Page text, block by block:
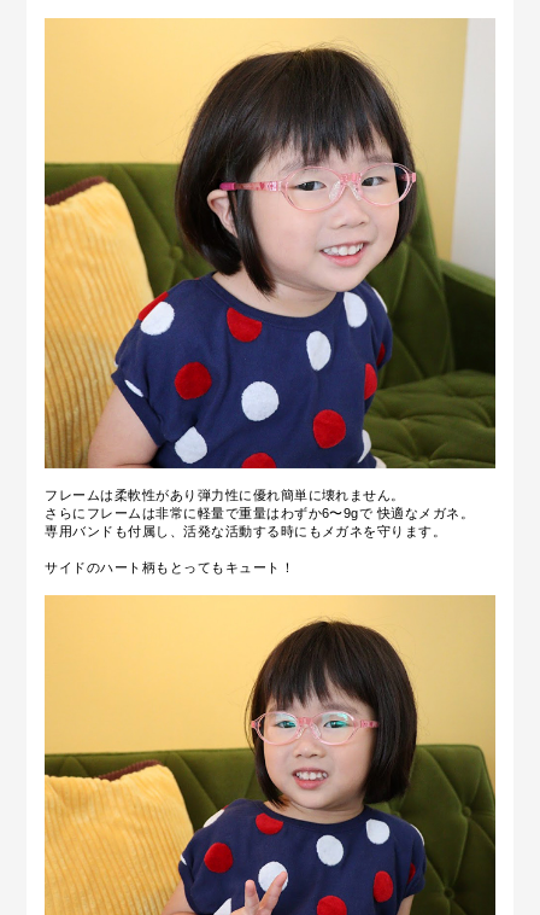
フレームは柔軟性があり弾力性に優れ簡単に壊れません。
さらにフレームは非常に軽量で重量はわずか6〜9gで 快適なメガネ。
専用バンドも付属し、活発な活動する時にもメガネを守ります。
サイドのハート柄もとってもキュート！